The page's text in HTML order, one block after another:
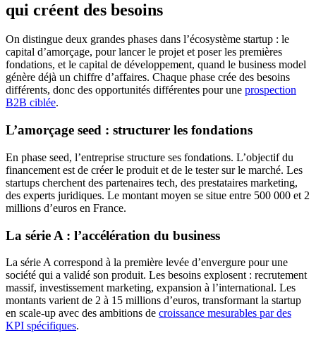
qui créent des besoins
On distingue deux grandes phases dans l’écosystème startup : le
capital d’amorçage, pour lancer le projet et poser les premières
fondations, et le capital de développement, quand le business model
génère déjà un chiffre d’affaires. Chaque phase crée des besoins
différents, donc des opportunités différentes pour une prospection
B2B ciblée.
L’amorçage seed : structurer les fondations
En phase seed, l’entreprise structure ses fondations. L’objectif du
financement est de créer le produit et de le tester sur le marché. Les
startups cherchent des partenaires tech, des prestataires marketing,
des experts juridiques. Le montant moyen se situe entre 500 000 et 2
millions d’euros en France.
La série A : l’accélération du business
La série A correspond à la première levée d’envergure pour une
société qui a validé son produit. Les besoins explosent : recrutement
massif, investissement marketing, expansion à l’international. Les
montants varient de 2 à 15 millions d’euros, transformant la startup
en scale-up avec des ambitions de croissance mesurables par des
KPI spécifiques.